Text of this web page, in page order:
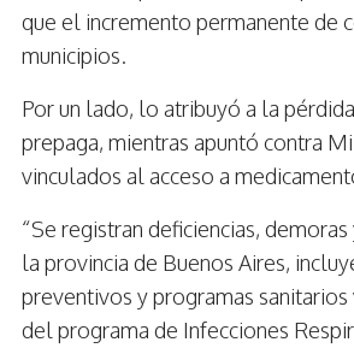
que el incremento permanente de
municipios.
Por un lado, lo atribuyó a la
prepaga, mientras apuntó contra
vinculados al acceso a
“Se registran deficiencias,
la provincia de Buenos Aires,
preventivos y programas
del programa de Infecciones